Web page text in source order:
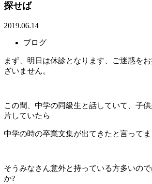
探せば
2019.06.14
ブログ
まず、明日は休診となります、ご迷惑を
ざいません。
この間、中学の同級生と話していて、子供
片していたら
中学の時の卒業文集が出てきたと言ってま
そうみなさん意外と持っている方多いの
か?